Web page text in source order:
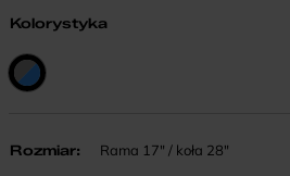
Kolorystyka
Rozmiar: Rama 17" / koła 28"